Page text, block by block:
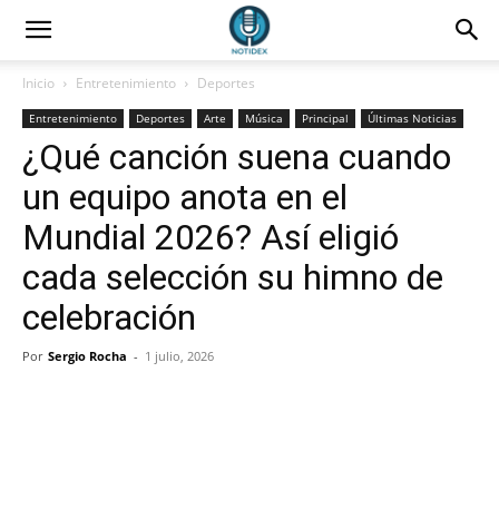
Inicio Entretenimiento Deportes
Entretenimiento Deportes Arte Música Principal Últimas Noticias
¿Qué canción suena cuando
un equipo anota en el
Mundial 2026? Así eligió
cada selección su himno de
celebración
Por Sergio Rocha - 1 julio, 2026